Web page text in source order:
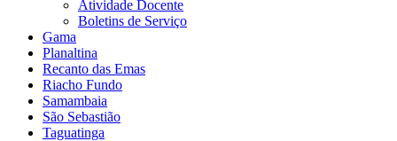
Atividade Docente
Boletins de Serviço
Gama
Planaltina
Recanto das Emas
Riacho Fundo
Samambaia
São Sebastião
Taguatinga